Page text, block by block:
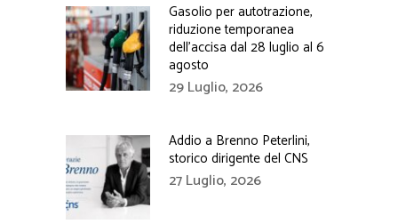
Gasolio per autotrazione,
riduzione temporanea
dell’accisa dal 28 luglio al 6
agosto
29 Luglio, 2026
Addio a Brenno Peterlini,
storico dirigente del CNS
27 Luglio, 2026